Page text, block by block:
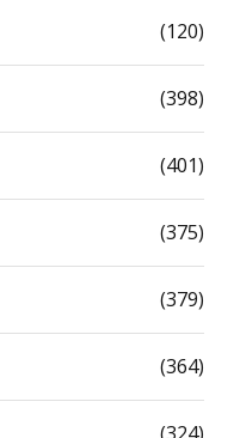
(120)
(398)
(401)
(375)
(379)
(364)